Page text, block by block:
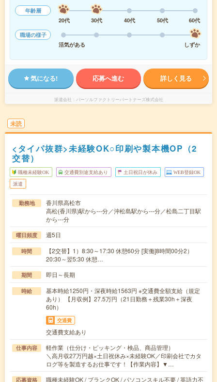
年齢層
20代
30代 40代 50代
60代
職場の様子
活気がある
しずか
気になる! 応募へ進む 詳しく見る
派遣会社 パーソルファクトリーパートナーズ株式会社
未読
<タイパ抜群>未経験OK○印刷や製本機OP（2
交替）
職種未経験OK 交通費別途支給あり 土日祝日が休み WEB登録OK
派遣
勤務地
香川県高松市
高松(香川県)駅から---分／沖松島駅から---分／松島二丁目駅
から---分
曜日頻度 週5日
時間
【2交替】1）8:30～17:30 休憩60分 [実働]8時間00分2）
20:30～翌5:30 休憩…
期間 即日～長期
時給
基本時給1250円・深夜時給1563円 ※交通費全額支給（規定
あり） 【月収例】27.5万円（21日勤務＋残業30h＋深夜
60h）
交通費
交通費支給あり
仕事内容
軽作業（仕分け・ピッキング・検品、商品管理）
＼高月収27万円越×土日祝休み×未経験OK／印刷会社でカタ
ログ等を製造するお仕事です！【作業内容】▼…
応募資格
職種未経験OK / ブランクOK / パソコンスキル不要 / 英語力不